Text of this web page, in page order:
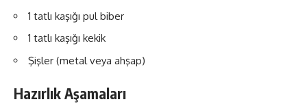
1 tatlı kaşığı pul biber
1 tatlı kaşığı kekik
Şişler (metal veya ahşap)
Hazırlık Aşamaları